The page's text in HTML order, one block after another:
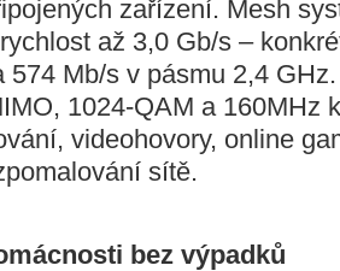
zařízení. Mesh
až 3,0 Gb/s –
574 Mb/s v pásmu 2,4
1024-QAM a 160MHz
videohovory, online
sítě.
bez výpadků